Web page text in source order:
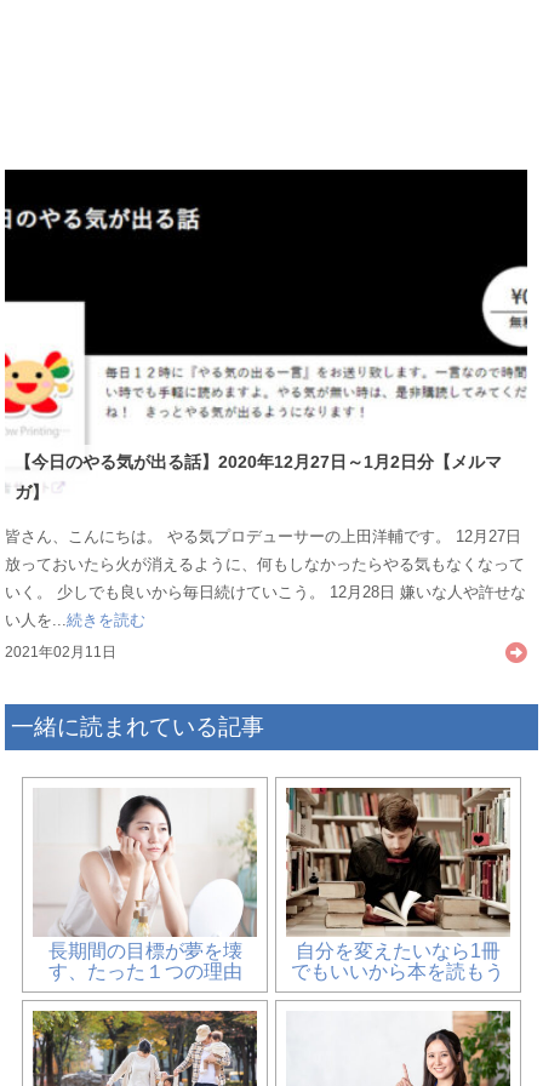
【今日のやる気が出る話】2020年12月27日～1月2日分【メルマ
ガ】
皆さん、こんにちは。 やる気プロデューサーの上田洋輔です。 12月27日
放っておいたら火が消えるように、何もしなかったらやる気もなくなって
いく。 少しでも良いから毎日続けていこう。 12月28日 嫌いな人や許せな
い人を...続きを読む
2021年02月11日
一緒に読まれている記事
長期間の目標が夢を壊
す、たった１つの理由
自分を変えたいなら1冊
でもいいから本を読もう